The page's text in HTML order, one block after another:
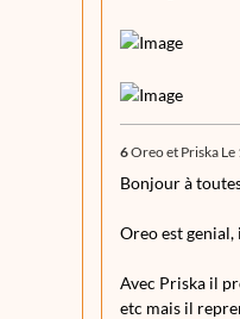
6Oreo et Priska
Bonjour à
Oreo est
Avec Priska il
etc mais il